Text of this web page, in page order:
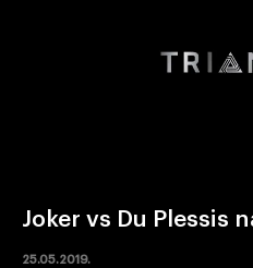
Joker vs Du Plessis
25.05.2019.